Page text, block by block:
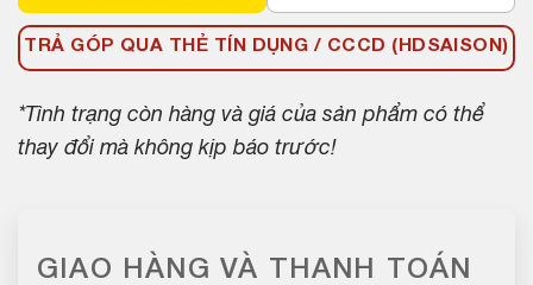
TRẢ GÓP QUA THẺ TÍN DỤNG / CCCD (HDSAISON)
*Tình trạng còn hàng và giá của sản phẩm có thể
thay đổi mà không kịp báo trước!
GIAO HÀNG VÀ THANH TOÁN